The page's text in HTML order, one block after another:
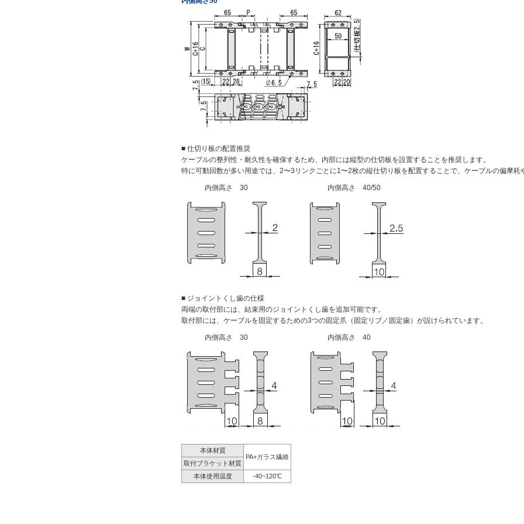
■ 仕切り板の配置推奨
ケーブルの整列性・耐久性を確保するため、内部には縦型の仕切板を設置することを推奨します。
特に可動回数が多い用途では、2〜3リンクごとに1〜2枚の縦仕切り板を配置することで、ケーブルの偏摩耗
内側高さ 30 内側高さ 40/50
■ ジョイントくし歯の仕様
両端の取付部には、結束用のジョイントくし歯を追加可能です。
取付部には、ケーブルを固定するための3つの固定爪（固定リブ／固定歯）が設けられています。
内側高さ 30 内側高さ 40
本体材質
PA+ガラス繊維
取付ブラケット材質
本体使用温度
-40~120℃